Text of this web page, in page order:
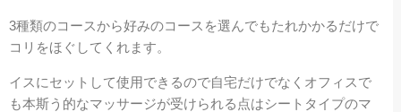
3種類のコースから好みのコースを選んでもたれかかるだけで
コリをほぐしてくれます。
イスにセットして使用できるので自宅だけでなくオフィスで
も本斯う的なマッサージが受けられる点はシートタイプのマ